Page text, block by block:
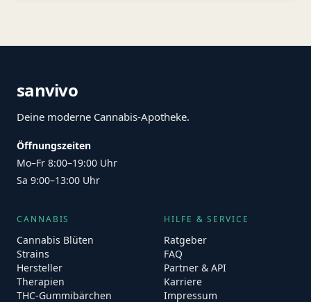
sanvivo
Deine moderne Cannabis-Apotheke.
Öffnungszeiten
Mo–Fr 8:00–19:00 Uhr
Sa 9:00–13:00 Uhr
CANNABIS
Cannabis Blüten
Strains
Hersteller
Therapien
THC-Gummibärchen
HILFE & SERVICE
Ratgeber
FAQ
Partner & API
Karriere
Impressum